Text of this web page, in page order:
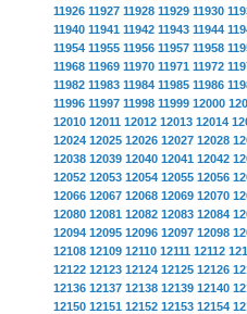
11926 11927 11928 11929 11930
11940 11941 11942 11943 11944
11954 11955 11956 11957 11958
11968 11969 11970 11971 11972
11982 11983 11984 11985 11986
11996 11997 11998 11999 12000
12010 12011 12012 12013 12014
12024 12025 12026 12027 12028
12038 12039 12040 12041 12042
12052 12053 12054 12055 12056
12066 12067 12068 12069 12070
12080 12081 12082 12083 12084
12094 12095 12096 12097 12098
12108 12109 12110 12111 12112
12122 12123 12124 12125 12126
12136 12137 12138 12139 12140
12150 12151 12152 12153 12154